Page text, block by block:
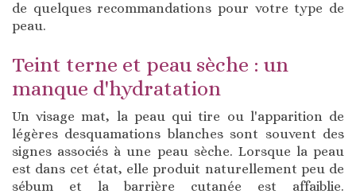
de quelques recommandations pour votre type de
peau.
Teint terne et peau sèche : un
manque d'hydratation
Un visage mat, la peau qui tire ou l'apparition de
légères desquamations blanches sont souvent des
signes associés à une peau sèche. Lorsque la peau
est dans cet état, elle produit naturellement peu de
sébum et la barrière cutanée est affaiblie.